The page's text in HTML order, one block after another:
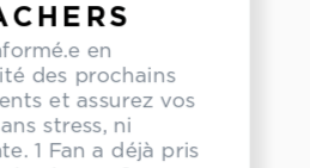
en
des prochains
et assurez vos
stress, ni
1 Fan a déjà pris